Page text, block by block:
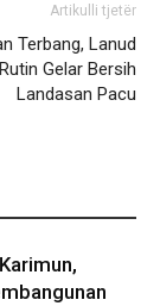
Artikulli tjetër
Terbang, Lanud
Gelar Bersih
Landasan Pacu